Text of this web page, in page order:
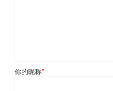
你的昵称*